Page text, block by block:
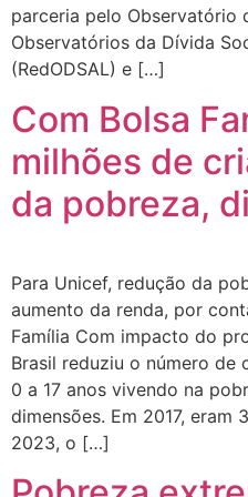
parceria pelo Observatório
Observatórios da Dívida
(RedODSAL) e […]
Com Bolsa
milhões de
da pobreza,
Para Unicef, redução da
aumento da renda, por
Família Com impacto do
Brasil reduziu o número de
0 a 17 anos vivendo na
dimensões. Em 2017, eram
2023, o […]